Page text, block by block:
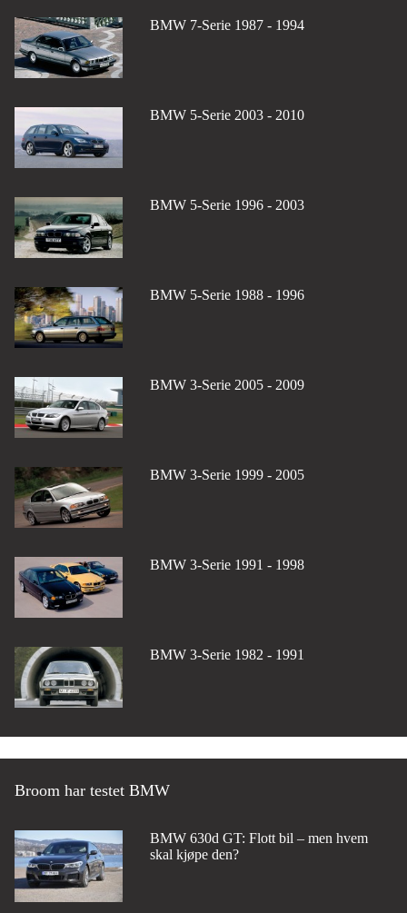
BMW 7-Serie 1987 - 1994
BMW 5-Serie 2003 - 2010
BMW 5-Serie 1996 - 2003
BMW 5-Serie 1988 - 1996
BMW 3-Serie 2005 - 2009
BMW 3-Serie 1999 - 2005
BMW 3-Serie 1991 - 1998
BMW 3-Serie 1982 - 1991
Broom har testet BMW
BMW 630d GT: Flott bil – men hvem
skal kjøpe den?